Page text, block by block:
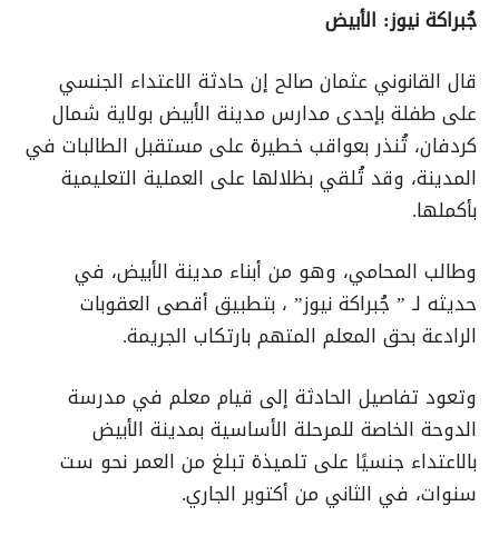
جُبراكة نيوز: الأبيض
قال القانوني عثمان صالح إن حادثة الاعتداء الجنسي
على طفلة بإحدى مدارس مدينة الأبيض بولاية شمال
كردفان، تُنذر بعواقب خطيرة على مستقبل الطالبات في
المدينة، وقد تُلقي بظلالها على العملية التعليمية
بأكملها.
وطالب المحامي، وهو من أبناء مدينة الأبيض، في
حديثه لـ ” جُبراكة نيوز” ، بتطبيق أقصى العقوبات
الرادعة بحق المعلم المتهم بارتكاب الجريمة.
وتعود تفاصيل الحادثة إلى قيام معلم في مدرسة
الدوحة الخاصة للمرحلة الأساسية بمدينة الأبيض
بالاعتداء جنسيًا على تلميذة تبلغ من العمر نحو ست
سنوات، في الثاني من أكتوبر الجاري.